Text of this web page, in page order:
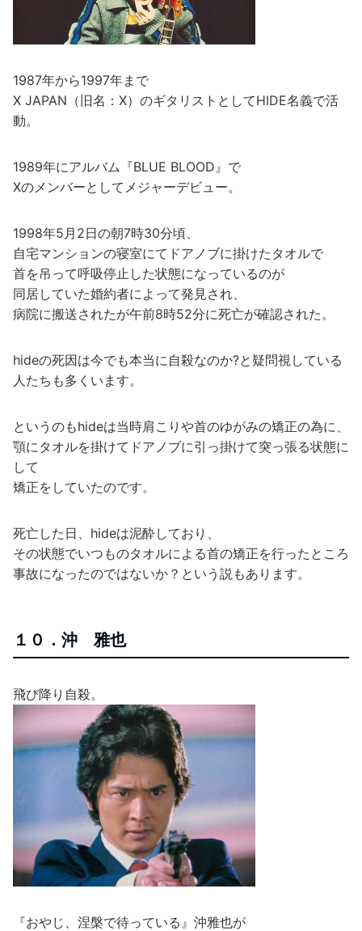
1987年から1997年まで
X JAPAN（旧名：X）のギタリストとしてHIDE名義で活
動。
1989年にアルバム『BLUE BLOOD』で
Xのメンバーとしてメジャーデビュー。
1998年5月2日の朝7時30分頃、
自宅マンションの寝室にてドアノブに掛けたタオルで
首を吊って呼吸停止した状態になっているのが
同居していた婚約者によって発見され、
病院に搬送されたが午前8時52分に死亡が確認された。
hideの死因は今でも本当に自殺なのか?と疑問視している
人たちも多くいます。
というのもhideは当時肩こりや首のゆがみの矯正の為に、
顎にタオルを掛けてドアノブに引っ掛けて突っ張る状態に
して
矯正をしていたのです。
死亡した日、hideは泥酔しており、
その状態でいつものタオルによる首の矯正を行ったところ
事故になったのではないか？という説もあります。
１０．沖 雅也
飛び降り自殺。
『おやじ、涅槃で待っている』沖雅也が